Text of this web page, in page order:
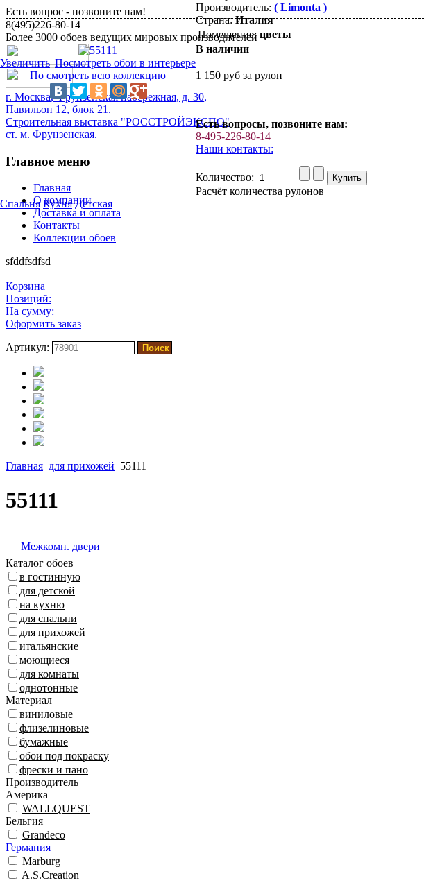
Есть вопрос - позвоните нам!
8(495)226-80-14
Более 3000 обоев ведущих мировых производителей
г. Москва,Фрунзенская набережная, д. 30,
Павильон 12, блок 21.
Строительная выставка "РОССТРОЙЭКСПО"
ст. м. Фрунзенская.
Главное меню
Главная
О компании
Доставка и оплата
Контакты
Коллекции обоев
sfddfsdfsd
Корзина
Позиций:
На сумму:
Оформить заказ
Артикул:
Главная для прихожей 55111
55111
Увеличить|Посмотреть обои в интерьере
По смотреть всю коллекцию
Производитель: ( Limonta )
Страна:Италия
Помещение: цветы
В наличии
1 150 руб за рулон
Есть вопросы, позвоните нам:
8-495-226-80-14
Наши контакты:
Количество:
Расчёт количества рулонов
Спальня Кухня Детская
Межкомн. двери
Каталог обоев
в гостинную
для детской
на кухню
для спальни
для прихожей
итальянские
моющиеся
для комнаты
однотонные
Материал
виниловые
флизелиновые
бумажные
обои под покраску
фрески и пано
Производитель
Америка
WALLQUEST
Бельгия
Grandeco
Германия
Marburg
A.S.Creation